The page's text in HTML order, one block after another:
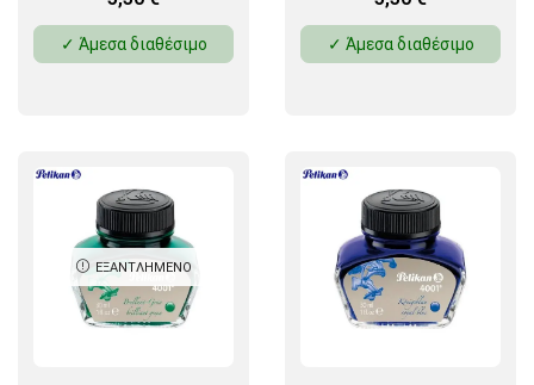
✓ Άμεσα διαθέσιμο ✓ Άμεσα διαθέσιμο
ΕΞΑΝΤΛΗΜΈΝΟ